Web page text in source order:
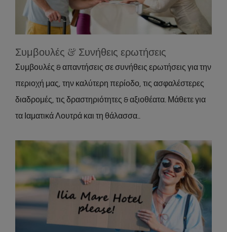
Συμβουλές & Συνήθεις ερωτήσεις
Συμβουλές & απαντήσεις σε συνήθεις ερωτήσεις για την
περιοχή μας, την καλύτερη περίοδο, τις ασφαλέστερες
διαδρομές, τις δραστηριότητες & αξιοθέατα. Μάθετε για
τα Ιαματικά Λουτρά και τη θάλασσα..
Πως θα έρθετε στο Ξενοδοχείο